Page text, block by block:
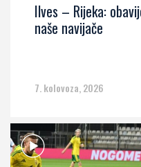
Ilves – Rijeka:
naše navijače
7. kolovoza, 2026